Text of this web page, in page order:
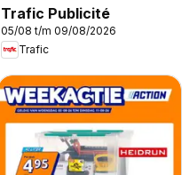
Trafic Publicité
05/08 t/m 09/08/2026
Trafic